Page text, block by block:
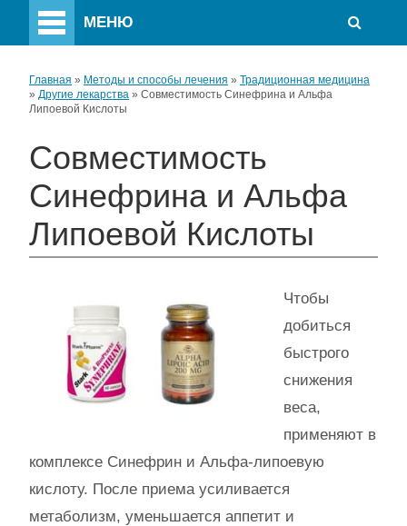
МЕНЮ
Главная » Методы и способы лечения » Традиционная медицина
» Другие лекарства » Совместимость Синефрина и Альфа
Липоевой Кислоты
Совместимость
Синефрина и Альфа
Липоевой Кислоты
Чтобы
добиться
быстрого
снижения
веса,
применяют в
комплексе Синефрин и Альфа-липоевую
кислоту. После приема усиливается
метаболизм, уменьшается аппетит и